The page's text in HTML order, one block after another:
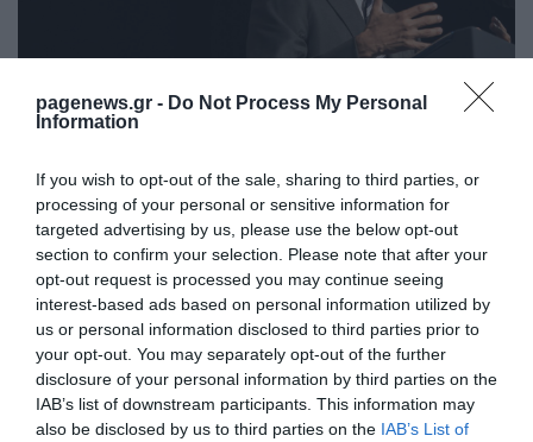
pagenews.gr - Do Not Process My Personal
Information
If you wish to opt-out of the sale, sharing to third parties, or
processing of your personal or sensitive information for
targeted advertising by us, please use the below opt-out
section to confirm your selection. Please note that after your
opt-out request is processed you may continue seeing
interest-based ads based on personal information utilized by
us or personal information disclosed to third parties prior to
your opt-out. You may separately opt-out of the further
disclosure of your personal information by third parties on the
IAB’s list of downstream participants. This information may
also be disclosed by us to third parties on the IAB’s List of
Όταν πήγε στο λύκειο άρχισαν οι ατασθαλίες. Πήγε
να ακολουθήσει το στερεότυπο, όπως είπε και ο
ίδιος. «Πρεζάκι. Κατεστραμμένος. Προς τα εκεί
πήγαινα, σαν κλασικός μαύρος νέος. Φτιαχνόμουν
για να ξεχνάω ποιος είμαι και πού πάω». Όπως έχει
αναφέρει στην αυτοβιογραφία του, στο λύκειο
έκανε χρήση μαριχουάνας και κοκαΐνης. Όλα αυτά